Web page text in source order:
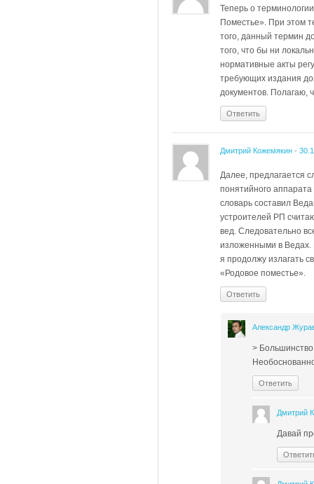
Теперь о
Поместье». При этом
того, данный термин
того, что бы ни
нормативные акты
требующих издания
документов. Полагаю,
Ответить
Дмитрий Кожемякин -
Далее, предлагается
понятийного
словарь составил
устроителей РП
вед. Следовательно
изложенными в Ведах.
я продолжу излагать
«Родовое поместье».
Ответить
Александр
>
Ответить
Дмитрий
Давай